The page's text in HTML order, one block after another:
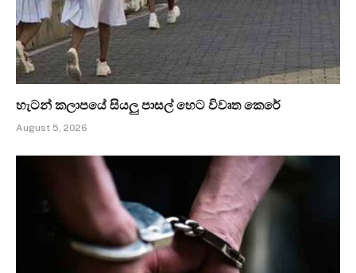
හැටන් කලාපයේ සියලු පාසල් හෙට විවෘත කෙරේ
August 5, 2026